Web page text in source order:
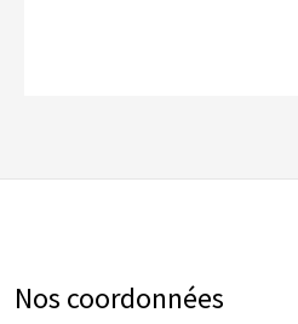
Nos coordonnées